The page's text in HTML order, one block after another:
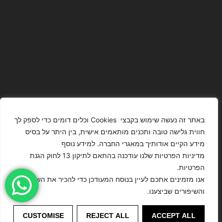
באתר זה נעשה שימוש בקבצי Cookies וכלים דומים כדי לספק לך
חווית גלישה טובה ותכנים מותאמים אישית, בין היתר על בסיס
מידע הקיים אודותיך במאגרי החברה. למידע נוסף
מדיניות הפרטיות שלנו עודכנה בהתאם לתיקון 13 לחוק הגנת
הפרטיות.
אנו מזמינים אתכם לעיין בנוסח המעודכן כדי להכיר את השינויים
והשיפורים שביצענו.
CUSTOMISE REJECT ALL ACCEPT ALL
Presented On
This Website
Have Been
Digitally
Enhanced Or
Modified.
MODELS
הזכויות שמורות
הפרטיות
הצהרת נגישות